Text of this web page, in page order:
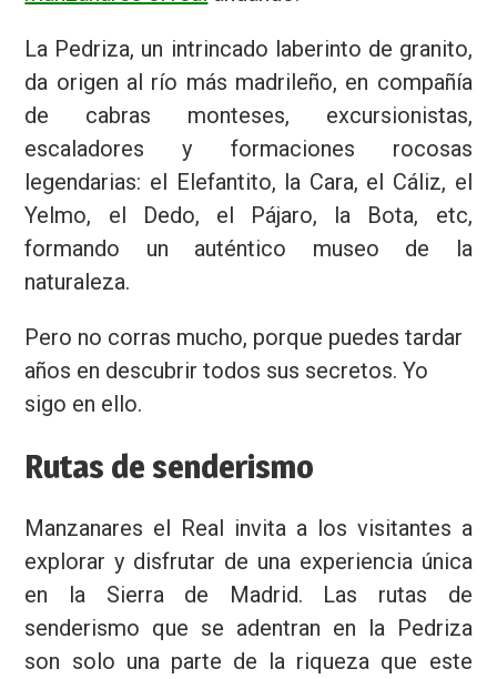
La Pedriza, un intrincado laberinto de granito,
da origen al río más madrileño, en compañía
de cabras monteses, excursionistas,
escaladores y formaciones rocosas
legendarias: el Elefantito, la Cara, el Cáliz, el
Yelmo, el Dedo, el Pájaro, la Bota, etc,
formando un auténtico museo de la
naturaleza.
Pero no corras mucho, porque puedes tardar
años en descubrir todos sus secretos. Yo
sigo en ello.
Rutas de senderismo
Manzanares el Real invita a los visitantes a
explorar y disfrutar de una experiencia única
en la Sierra de Madrid. Las rutas de
senderismo que se adentran en la Pedriza
son solo una parte de la riqueza que este